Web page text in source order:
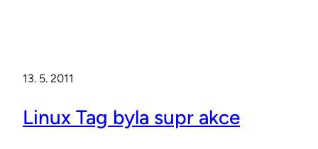
13. 5. 2011
Linux Tag byla supr akce